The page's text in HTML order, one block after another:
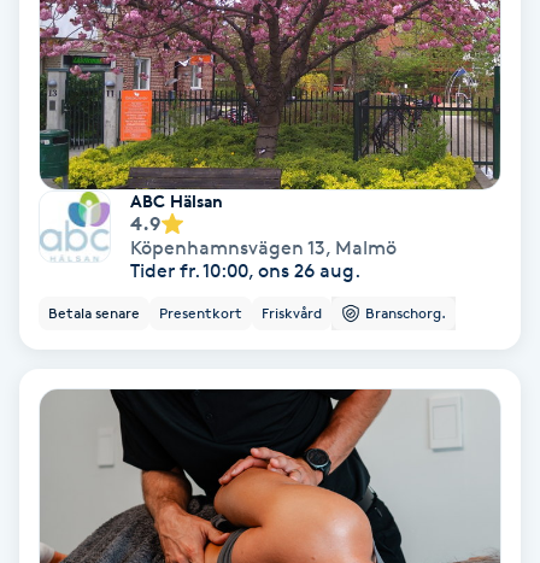
Sklerosering
Skoinlägg
Skägg
Skäggfärgning
Skäggklippning
Skäggtrimmning
ABC Hälsan
4.9
Köpenhamnsvägen 13, Malmö
Tider fr. 10:00, ons 26 aug.
Betala senare Presentkort Friskvård Branschorg.